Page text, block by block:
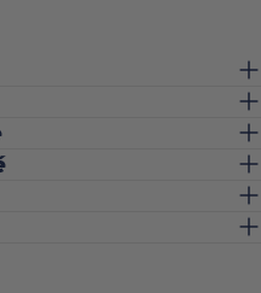
sur votre
App)
téléphone